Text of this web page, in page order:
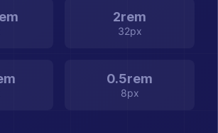
2rem
32px
0.5rem
8px